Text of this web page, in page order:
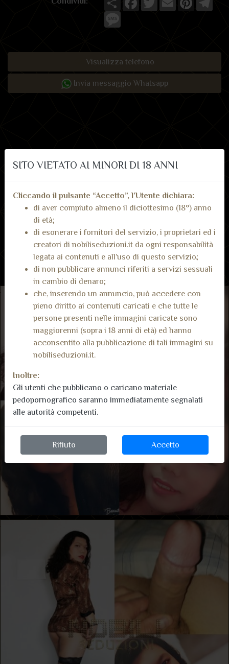
Message
Visualizza telefono
Invia messaggio Whatsapp
utenti
Non ci sono ancora recensioni.
SITO VIETATO AI MINORI DI 18 ANNI
Cliccando il pulsante “Accetto”, l’Utente dichiara:
di aver compiuto almeno il diciottesimo (18°) anno
di età;
di esonerare i fornitori del servizio, i proprietari ed i
creatori di nobiliseduzioni.it da ogni responsabilità
legata ai contenuti e all’uso di questo servizio;
di non pubblicare annunci riferiti a servizi sessuali
in cambio di denaro;
che, inserendo un annuncio, può accedere con
pieno diritto ai contenuti caricati e che tutte le
persone presenti nelle immagini caricate sono
maggiorenni (sopra i 18 anni di età) ed hanno
acconsentito alla pubblicazione di tali immagini su
nobiliseduzioni.it.
Inoltre:
Gli utenti che pubblicano o caricano materiale
pedopornografico saranno immediatamente segnalati
alle autorità competenti.
Rifiuto Accetto